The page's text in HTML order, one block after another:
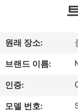
우
리
에
원래 장소:
브랜드 이름:
인증:
모델 번호: